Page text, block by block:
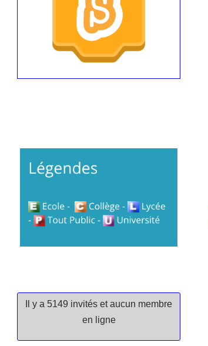
Il y a 5149 invités et aucun membre
en ligne